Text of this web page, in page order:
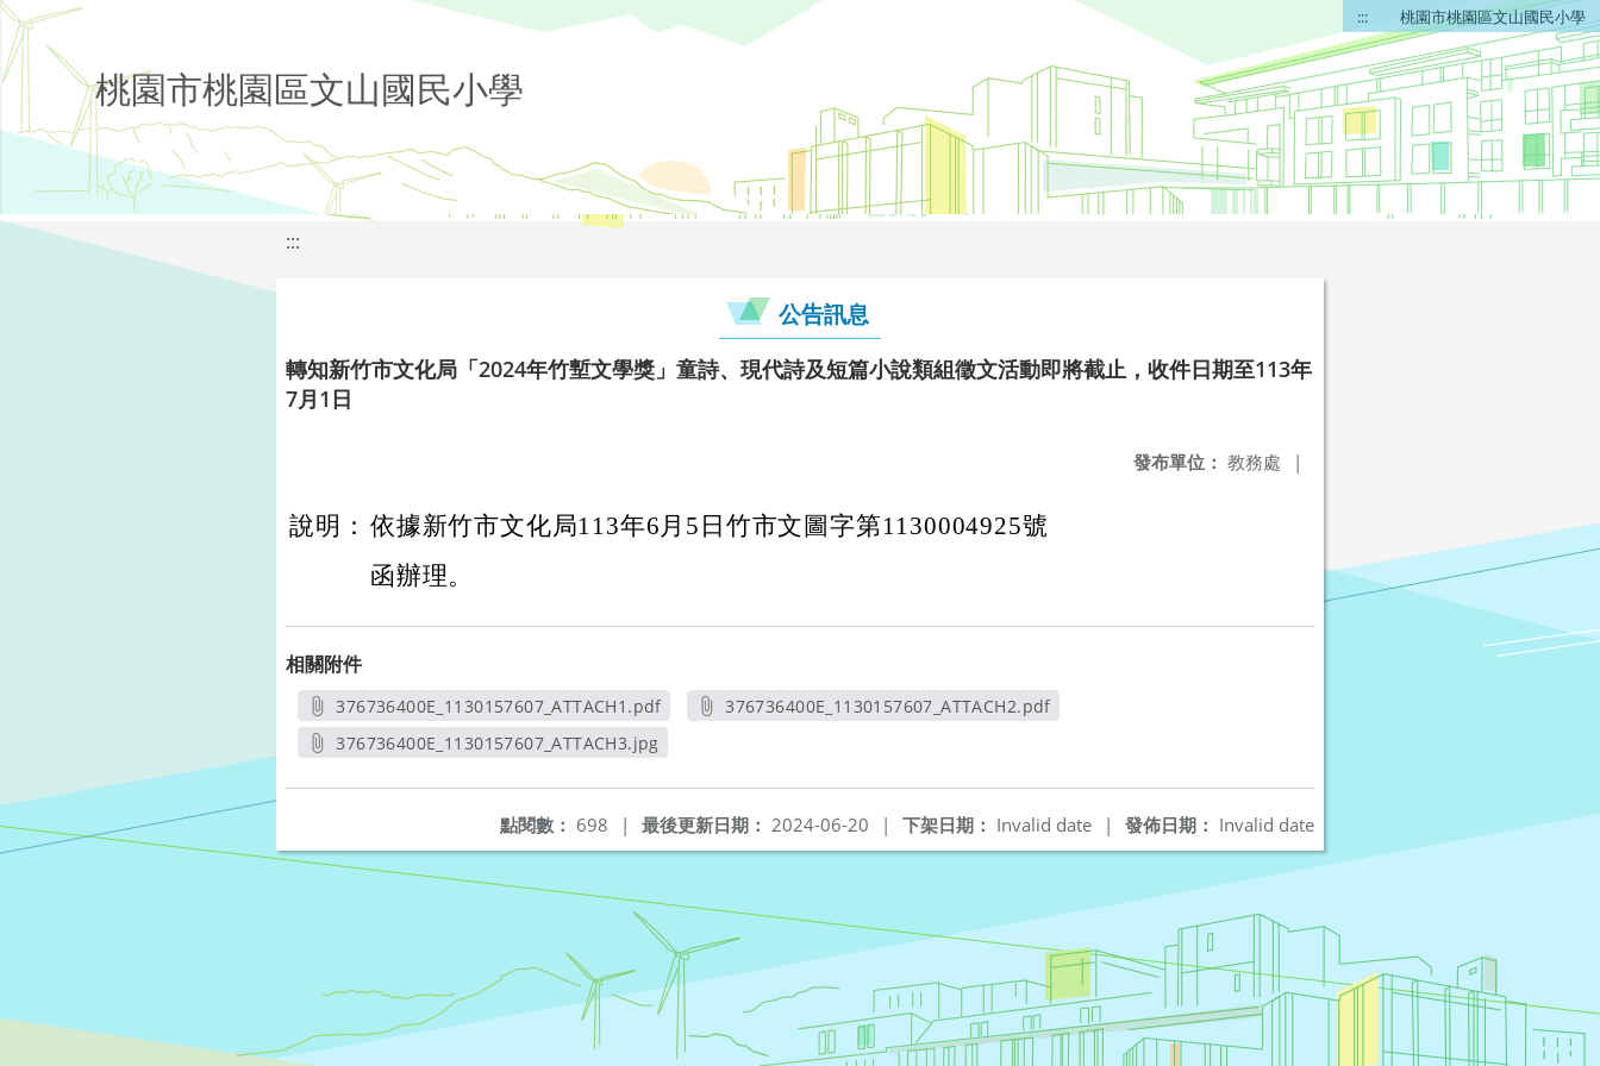
::: 桃園市桃園區文山國民小學
桃園市桃園區文山國民小學
:::
公告訊息
轉知新竹市文化局「2024年竹塹文學獎」童詩、現代詩及短篇小說類組徵文活動即將截止，收件日期至113年
7月1日
發布單位： 教務處 |
說明： 依據新竹市文化局113年6月5日竹市文圖字第1130004925號
函辦理。
相關附件
376736400E_1130157607_ATTACH1.pdf
另開新視窗
376736400E_1130157607_ATTACH2.pdf
376736400E_1130157607_ATTACH3.jpg
發佈日期： Invalid date
下架日期： Invalid date |
最後更新日期： 2024-06-20 |
點閱數： 698 |